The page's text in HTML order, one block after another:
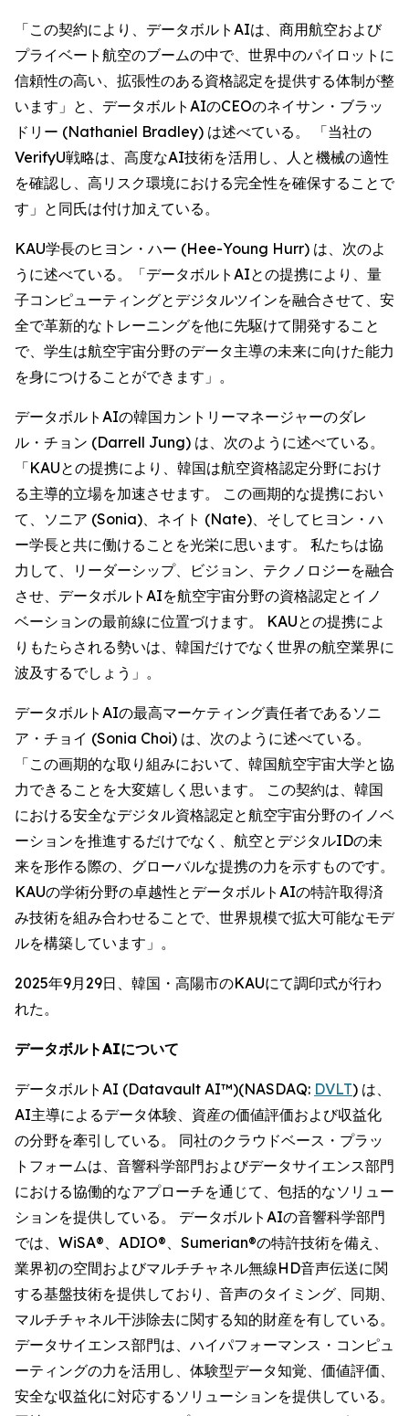
「この契約により、データボルトAIは、商用航空および
プライベート航空のブームの中で、世界中のパイロットに
信頼性の高い、拡張性のある資格認定を提供する体制が整
います」と、データボルトAIのCEOのネイサン・ブラッ
ドリー (Nathaniel Bradley) は述べている。 「当社の
VerifyU戦略は、高度なAI技術を活用し、人と機械の適性
を確認し、高リスク環境における完全性を確保することで
す」と同氏は付け加えている。
KAU学長のヒヨン・ハー (Hee-Young Hurr) は、次のよ
うに述べている。「データボルトAIとの提携により、量
子コンピューティングとデジタルツインを融合させて、安
全で革新的なトレーニングを他に先駆けて開発すること
で、学生は航空宇宙分野のデータ主導の未来に向けた能力
を身につけることができます」。
データボルトAIの韓国カントリーマネージャーのダレ
ル・チョン (Darrell Jung) は、次のように述べている。
「KAUとの提携により、韓国は航空資格認定分野におけ
る主導的立場を加速させます。 この画期的な提携におい
て、ソニア (Sonia)、ネイト (Nate)、そしてヒヨン・ハ
ー学長と共に働けることを光栄に思います。 私たちは協
力して、リーダーシップ、ビジョン、テクノロジーを融合
させ、データボルトAIを航空宇宙分野の資格認定とイノ
ベーションの最前線に位置づけます。 KAUとの提携によ
りもたらされる勢いは、韓国だけでなく世界の航空業界に
波及するでしょう」。
データボルトAIの最高マーケティング責任者であるソニ
ア・チョイ (Sonia Choi) は、次のように述べている。
「この画期的な取り組みにおいて、韓国航空宇宙大学と協
力できることを大変嬉しく思います。 この契約は、韓国
における安全なデジタル資格認定と航空宇宙分野のイノベ
ーションを推進するだけでなく、航空とデジタルIDの未
来を形作る際の、グローバルな提携の力を示すものです。
KAUの学術分野の卓越性とデータボルトAIの特許取得済
み技術を組み合わせることで、世界規模で拡大可能なモデ
ルを構築しています」。
2025年9月29日、韓国・高陽市のKAUにて調印式が行わ
れた。
データボルトAIについて
データボルトAI (Datavault AI™)(NASDAQ: DVLT) は、
AI主導によるデータ体験、資産の価値評価および収益化
の分野を牽引している。 同社のクラウドベース・プラッ
トフォームは、音響科学部門およびデータサイエンス部門
における協働的なアプローチを通じて、包括的なソリュー
ションを提供している。 データボルトAIの音響科学部門
では、WiSA®、ADIO®、Sumerian®の特許技術を備え、
業界初の空間およびマルチチャネル無線HD音声伝送に関
する基盤技術を提供しており、音声のタイミング、同期、
マルチチャネル干渉除去に関する知的財産を有している。
データサイエンス部門は、ハイパフォーマンス・コンピュ
ーティングの力を活用し、体験型データ知覚、価値評価、
安全な収益化に対応するソリューションを提供している。